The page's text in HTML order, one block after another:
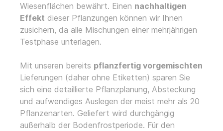
Wiesenflächen bewährt. Einen nachhaltigen
Effekt dieser Pflanzungen können wir Ihnen
zusichern, da alle Mischungen einer mehrjährigen
Testphase unterlagen.
Mit unseren bereits pflanzfertig vorgemischten
Lieferungen (daher ohne Etiketten) sparen Sie
sich eine detaillierte Pflanzplanung, Absteckung
und aufwendiges Auslegen der meist mehr als 20
Pflanzenarten. Geliefert wird durchgängig
außerhalb der Bodenfrostperiode. Für den